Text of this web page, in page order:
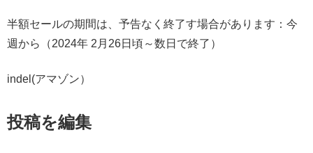
半額セールの期間は、予告なく終了す場合があります：今
週から（2024年 2月26日頃～数日で終了）
indel(アマゾン）
投稿を編集